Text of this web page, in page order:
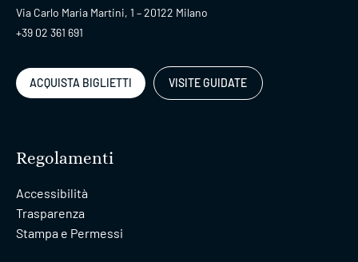
Via Carlo Maria Martini, 1 – 20122 Milano
+39 02 361 691
ACQUISTA BIGLIETTI VISITE GUIDATE
Regolamenti
Accessibilità
Trasparenza
Stampa e Permessi